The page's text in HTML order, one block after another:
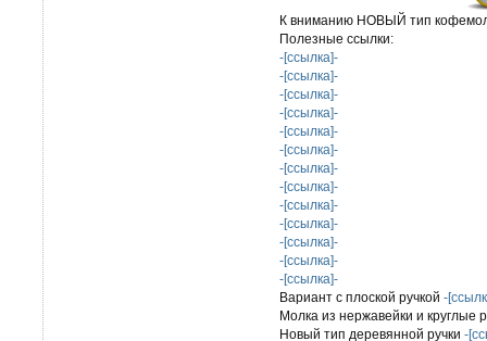
К вниманию НОВЫЙ тип
Полезные ссылки:
-[ссылка]-
-[ссылка]-
-[ссылка]-
-[ссылка]-
-[ссылка]-
-[ссылка]-
-[ссылка]-
-[ссылка]-
-[ссылка]-
-[ссылка]-
-[ссылка]-
-[ссылка]-
-[ссылка]-
Вариант с плоской ручкой -
Молка из нержавейки и круглые
Новый тип деревянной ручки -